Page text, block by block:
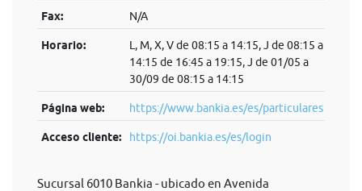
Fax: N/A
Horario:
L, M, X, V de 08:15 a 14:15, J de 08:15 a
14:15 de 16:45 a 19:15, J de 01/05 a
30/09 de 08:15 a 14:15
Página web: https://www.bankia.es/es/particulares
Acceso cliente: https://oi.bankia.es/es/login
Sucursal 6010 Bankia - ubicado en Avenida